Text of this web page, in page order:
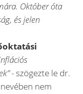
Október óta
és jelen
- szögezte le dr.
nem